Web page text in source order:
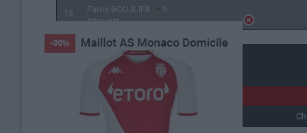
13 Fares BOUJLIFA 9
Attaquant
Détails
Date
2 juin 2024 15h00